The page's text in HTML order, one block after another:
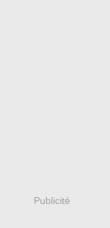
Publicité